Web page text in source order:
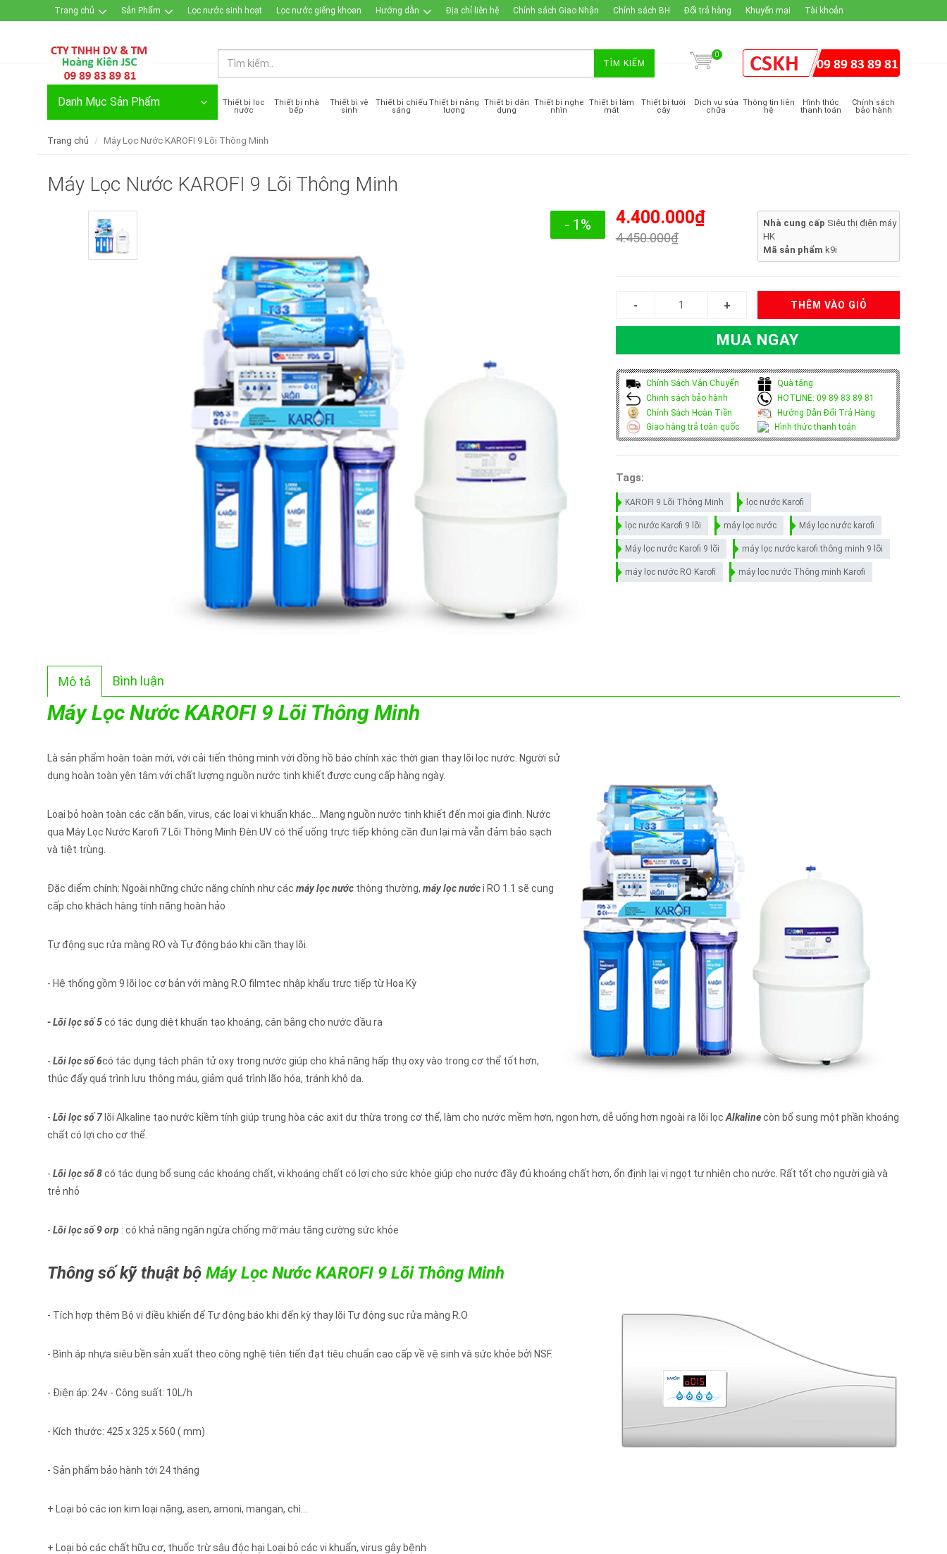
Trang chủ Sản Phẩm Lọc nước sinh hoạt Lọc nước giếng khoan Hướng dẫn Địa chỉ liên hệ Chính sách Giao Nhận Chính sách BH Đổi trả hàng Khuyến mại Tài khoản
TÌM KIẾM
0
Danh Mục Sản Phẩm
Thiết bị lọc
nước
Thiết bị nhà
bếp
Thiết bị vệ
sinh
Thiết bị chiếu
sáng
Thiết bị năng
lượng
Thiết bị dân
dụng
Thiết bị nghe
nhìn
Thiết bị làm
mát
Thiết bị tưới
cây
Dịch vụ sửa
chữa
Thông tin liên
hệ
Hình thức
thanh toán
Chính sách
bảo hành
Trang chủ Máy Lọc Nước KAROFI 9 Lõi Thông Minh
Máy Lọc Nước KAROFI 9 Lõi Thông Minh
- 1% 4.400.000₫
4.450.000₫
Nhà cung cấp Siêu thị điện máy
HK
Mã sản phẩm k9i
THÊM VÀO GIỎ
MUA NGAY
Chính Sách Vận Chuyển
Quà tặng
Chinh sách bảo hành
HOTLINE: 09 89 83 89 81
Chính Sách Hoàn Tiền
Hướng Dẫn Đổi Trả Hàng
Giao hàng trả toàn quốc
Hình thức thanh toán
Tags:
KAROFI 9 Lõi Thông Minh lọc nước Karofi
lọc nước Karofi 9 lõi máy lọc nước Máy lọc nước karofi
Máy lọc nước Karofi 9 lõi máy lọc nước karofi thông minh 9 lõi
máy lọc nước RO Karofi máy lọc nước Thông minh Karofi
Mô tả Bình luận
Máy Lọc Nước KAROFI 9 Lõi Thông Minh
Là sản phẩm hoàn toàn mới, với cải tiến thông minh với đồng hồ báo chính xác thời gian thay lõi lọc nước. Người sử
dụng hoàn toàn yên tâm với chất lượng nguồn nước tinh khiết được cung cấp hàng ngày.
Loại bỏ hoàn toàn các cặn bẩn, virus, các loại vi khuẩn khác... Mang nguồn nước tinh khiết đến mọi gia đình. Nước
qua Máy Lọc Nước Karofi 7 Lõi Thông Minh Đèn UVcó thể uống trực tiếp không cần đun lại mà vẫn đảm bảo sạch
và tiệt trùng.
Đặc điểm chính: Ngoài những chức năng chính như các máy lọc nước thông thường, máy lọc nướci RO 1.1 sẽ cung
cấp cho khách hàng tính năng hoàn hảo
Tự động sục rửa màng RO và Tự động báo khi cần thay lõi.
- Hệ thống gồm 9 lõi lọc cơ bản với màng R.O filmtec nhập khẩu trực tiếp từ Hoa Kỳ
- Lõi lọc số 5có tác dụng diệt khuẩn tạo khoáng, cân bằng cho nước đầu ra
- Lõi lọc số 6có tác dụng tách phân tử oxy trong nước giúp cho khả năng hấp thụ oxy vào trong cơ thể tốt hơn,
thúc đẩy quá trình lưu thông máu, giảm quá trình lão hóa, tránh khô da.
- Lõi lọc số 7 lõi Alkaline tạo nước kiềm tính giúp trung hòa các axit dư thừa trong cơ thể, làm cho nước mềm hơn, ngon hơn, dễ uống hơn ngoài ra lõi lọc Alkalinecòn bổ sung một phần khoáng
chất có lợi cho cơ thể.
- Lõi lọc số 8có tác dụng bổ sung các khoáng chất, vi khoáng chất có lợi cho sức khỏe giúp cho nước đầy đủ khoáng chất hơn, ổn định lại vị ngọt tự nhiên cho nước. Rất tốt cho người già và
trẻ nhỏ
- Lõi lọc số 9 orp : có khả năng ngăn ngừa chống mỡ máu tăng cường sức khỏe
Thông số kỹ thuật bộ Máy Lọc Nước KAROFI 9 Lõi Thông Minh
- Tích hợp thêm Bộ vi điều khiển để Tự động báo khi đến kỳ thay lõi Tự động sục rửa màng R.O
- Bình áp nhựa siêu bền sản xuất theo công nghệ tiên tiến đạt tiêu chuẩn cao cấp về vệ sinh và sức khỏe bởi NSF.
- Điện áp: 24v - Công suất: 10L/h
- Kích thước: 425 x 325 x 560 ( mm)
- Sản phẩm bảo hành tới 24 tháng
+ Loại bỏ các ion kim loại nặng, asen, amoni, mangan, chì...
+ Loại bỏ các chất hữu cơ, thuốc trừ sâu độc hại Loại bỏ các vi khuẩn, virus gây bệnh